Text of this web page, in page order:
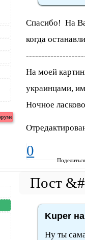
Спасибо! На
когда
На моей
украинцами,
Ночное
0
Kuper
Ну ты